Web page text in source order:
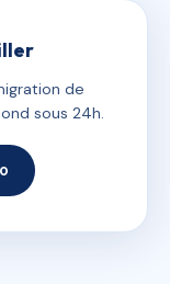
de
sous 24h.